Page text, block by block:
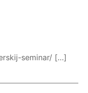
seminar/ […]